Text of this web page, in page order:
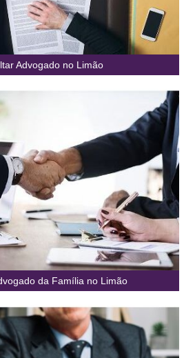
Advogado no Limão
da Família no Limão